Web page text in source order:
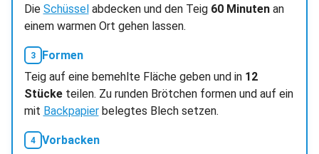
Die Schüsselabdecken und den Teig 60 Minutenan
einem warmen Ort gehen lassen.
Formen
Teig auf eine bemehlte Fläche geben und in 12
Stücketeilen. Zu runden Brötchen formen und auf ein
mit Backpapierbelegtes Blech setzen.
Vorbacken